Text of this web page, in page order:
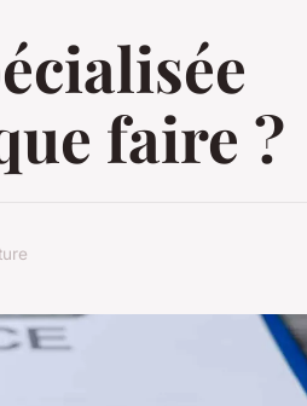
faire ?